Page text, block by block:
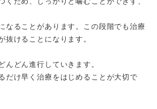
なることがあります。この段階でも治療
抜けることになります。
んどん進行していきます。
だけ早く治療をはじめることが大切で